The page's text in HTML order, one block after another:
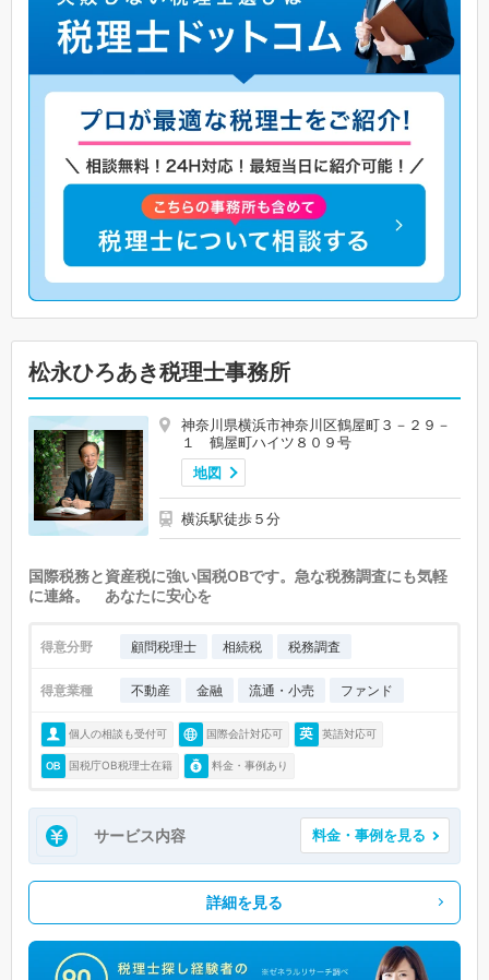
松永ひろあき税理士事務所
神奈川県横浜市神奈川区鶴屋町３－２９－
１ 鶴屋町ハイツ８０９号
地図
横浜駅徒歩５分
国際税務と資産税に強い国税OBです。急な税務調査にも気軽
に連絡。 あなたに安心を
得意分野 顧問税理士 相続税 税務調査
得意業種 不動産 金融 流通・小売 ファンド
個人の相談も受付可 国際会計対応可 英語対応可
国税庁OB税理士在籍 料金・事例あり
サービス内容 料金・事例を見る
詳細を見る